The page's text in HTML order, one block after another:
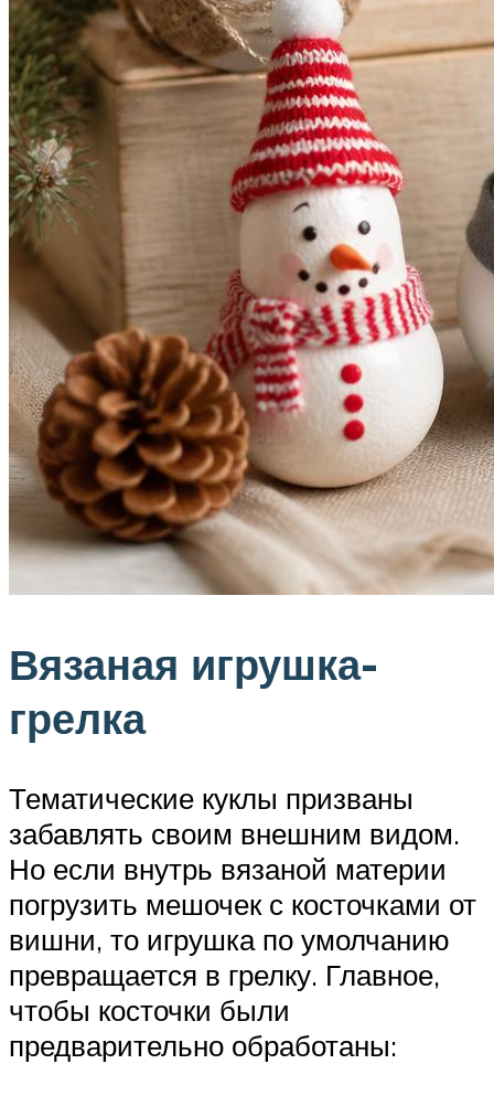
Вязаная игрушка-
грелка
Тематические куклы призваны
забавлять своим внешним видом.
Но если внутрь вязаной материи
погрузить мешочек с косточками от
вишни, то игрушка по умолчанию
превращается в грелку. Главное,
чтобы косточки были
предварительно обработаны: